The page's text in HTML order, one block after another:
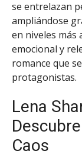
se entrelazan
ampliándose
en niveles más
emocional y
romance que
protagonistas.
Lena
Caos